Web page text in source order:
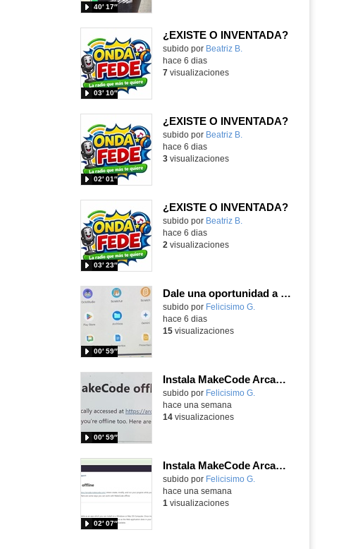
40′ 17″
¿EXISTE O INVENTADA?
Contenido educativo.
subido por Beatriz B.
03′ 10″
hace 6 dias
7visualizaciones
¿EXISTE O INVENTADA?
Contenido educativo.
subido por Beatriz B.
02′ 01″
hace 6 dias
3visualizaciones
¿EXISTE O INVENTADA?
Contenido educativo.
subido por Beatriz B.
03′ 23″
hace 6 dias
2 visualizaciones
Dale una oportunidad a los Chromebooks y utiliza un proyector para realizar talleres si no tienes pantallas táctiles
Contenido educativo.
subido por Felicisimo G.
00′ 59″
hace 6 dias
15visualizaciones
Instala MakeCode Arcade para trabajar offline en tu tablet, ordenador, Chromebook
Contenido educativo.
subido por Felicisimo G.
00′ 59″
hace una semana
14visualizaciones
Instala MakeCode Arcade offline para programar grandes juegos sin necesidad de Internet
Contenido educativo.
subido por Felicisimo G.
02′ 07″
hace una semana
1 visualizaciones